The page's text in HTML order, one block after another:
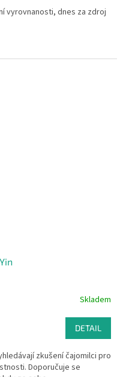
vyrovnanosti, dnes za zdroj
Skladem
DETAIL
zkušení čajomilci pro
Doporučuje se